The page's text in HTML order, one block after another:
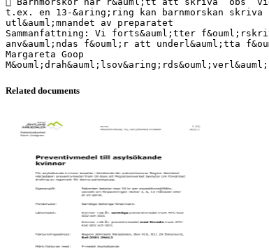
t.ex. en 13-&aring;ring kan barnmorskan skriva
utl&auml;mnandet av preparatet
Sammanfattning: Vi forts&auml;tter
anv&auml;ndas f&ouml;r att underl&auml;tta
Margareta Goop
Related documents